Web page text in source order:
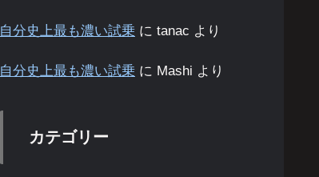
自分史上最も濃い試乗 に tanac より
自分史上最も濃い試乗 に Mashi より
カテゴリー